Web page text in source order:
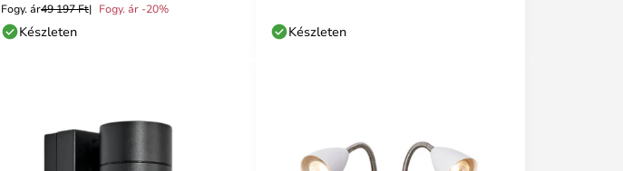
Fogy. ár49 197 Ft Fogy. ár -20%
Készleten Készleten